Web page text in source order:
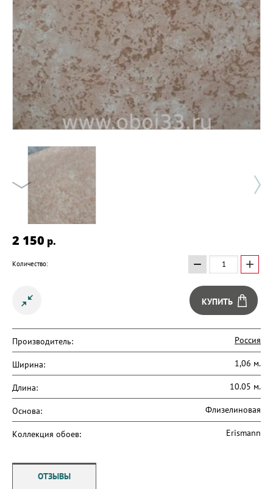
2 150 p.
Количество: − +
КУПИТЬ
Производитель: Россия
Ширина: 1,06 м.
Длина: 10.05 м.
Основа: Флизелиновая
Коллекция обоев: Erismann
ОТЗЫВЫ